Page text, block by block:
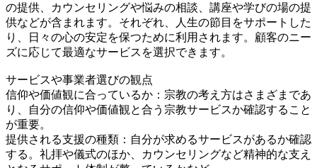
の提供、カウンセリングや悩みの相談、講座や学びの場の提
供などが含まれます。それぞれ、人生の節目をサポートした
り、日々の心の安定を保つために利用されます。顧客のニー
ズに応じて最適なサービスを選択できます。
サービスや事業者選びの観点
信仰や価値観に合っているか：宗教の考え方はさまざまであ
り、自分の信仰や価値観と合う宗教サービスか確認すること
が重要。
提供される支援の種類：自分が求めるサービスがあるか確認
する。礼拝や儀式のほか、カウンセリングなど精神的な支え